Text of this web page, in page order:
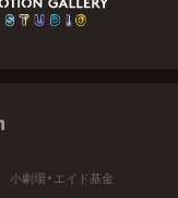
小劇場・エイド基金